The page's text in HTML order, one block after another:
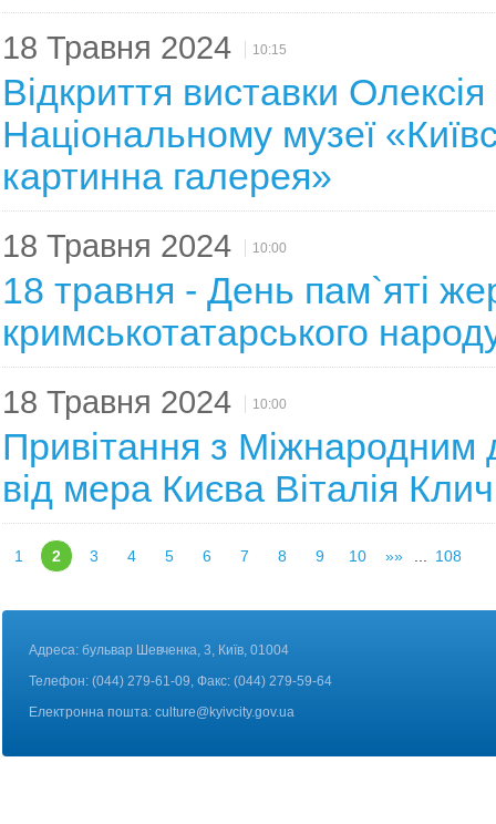
18 Травня 2024 10:15
Відкриття виставки
Національному музеї
картинна галерея»
18 Травня 2024 10:00
18 травня - День пам`яті
кримськотатарського
18 Травня 2024 10:00
Привітання з Міжнародним
від мера Києва Віталія
1 2 3 4 5 6 7 8 9 10 »» 108
Адреса: бульвар Шевченка, 3, Київ, 01004
Телефон: (044) 279-61-09, Факс: (044) 279-59-64
Електронна пошта: culture@kyivcity.gov.ua